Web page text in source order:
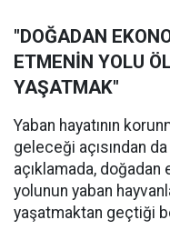
"DOĞADAN
ETMENİN YOLU
YAŞATMAK"
Yaban hayatının
geleceği açısından
açıklamada,
yolunun yaban
yaşatmaktan geçtiği